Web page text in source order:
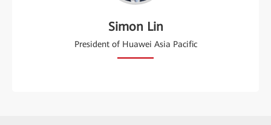
Simon Lin
President of Huawei Asia Pacific